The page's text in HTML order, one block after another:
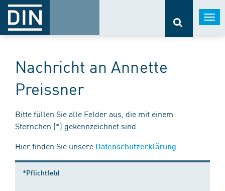
Nachricht an Annette
Preissner
Bitte füllen Sie alle Felder aus, die mit einem
Sternchen (*) gekennzeichnet sind.
Hier finden Sie unsere Datenschutzerklärung
*Pflichtfeld